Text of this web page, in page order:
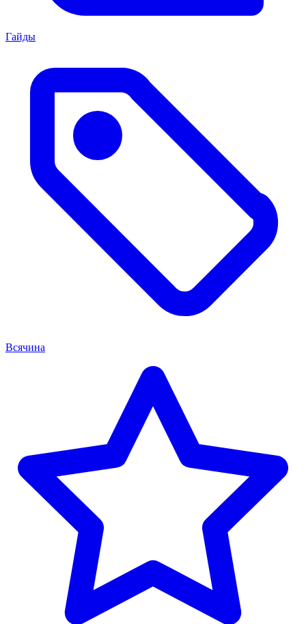
Гайды
Всячина